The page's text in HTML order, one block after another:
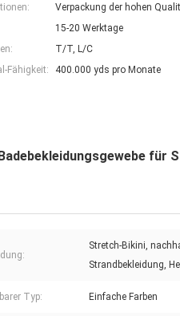
Verpackung der hohen
15-20 Werktage
T/T, L/C
Fähigkeit:
400.000 yds pro Monate
für
Stretch-Bikini,
Strandbekleidung,
Typ: Einfache Farben